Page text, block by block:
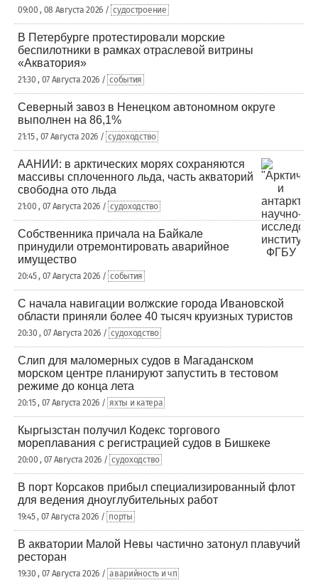
09:00 , 08 Августа 2026 / судостроение
В Петербурге протестировали морские
беспилотники в рамках отраслевой витрины
«Акватория»
21:30 , 07 Августа 2026 / события
Северный завоз в Ненецком автономном округе
выполнен на 86,1%
21:15 , 07 Августа 2026 / судоходство
ААНИИ: в арктических морях сохраняются
массивы сплоченного льда, часть акваторий
свободна ото льда
21:00 , 07 Августа 2026 / судоходство
Собственника причала на Байкале
принудили отремонтировать аварийное
имущество
20:45 , 07 Августа 2026 / события
С начала навигации волжские города Ивановской
области приняли более 40 тысяч круизных туристов
20:30 , 07 Августа 2026 / судоходство
Слип для маломерных судов в Магаданском
морском центре планируют запустить в тестовом
режиме до конца лета
20:15 , 07 Августа 2026 / яхты и катера
Кыргызстан получил Кодекс торгового
мореплавания с регистрацией судов в Бишкеке
20:00 , 07 Августа 2026 / судоходство
В порт Корсаков прибыл специализированный флот
для ведения дноуглубительных работ
19:45 , 07 Августа 2026 / порты
В акватории Малой Невы частично затонул плавучий
ресторан
19:30 , 07 Августа 2026 / аварийность и чп